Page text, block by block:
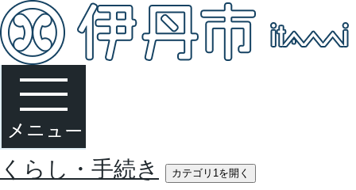
くらし・手続き カテゴリ1を開く